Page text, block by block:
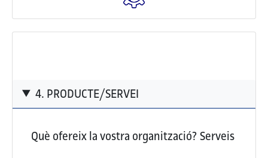
4. PRODUCTE/SERVEI
Què ofereix la vostra organització? Serveis